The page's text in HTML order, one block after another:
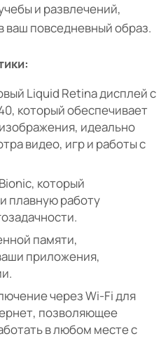
и развлечений,
ваш повседневный образ.
Liquid Retina дисплей с
который обеспечивает
идеально
видео, игр и работы с
который
плавную работу
памяти,
приложения,
через Wi-Fi для
позволяющее
в любом месте с